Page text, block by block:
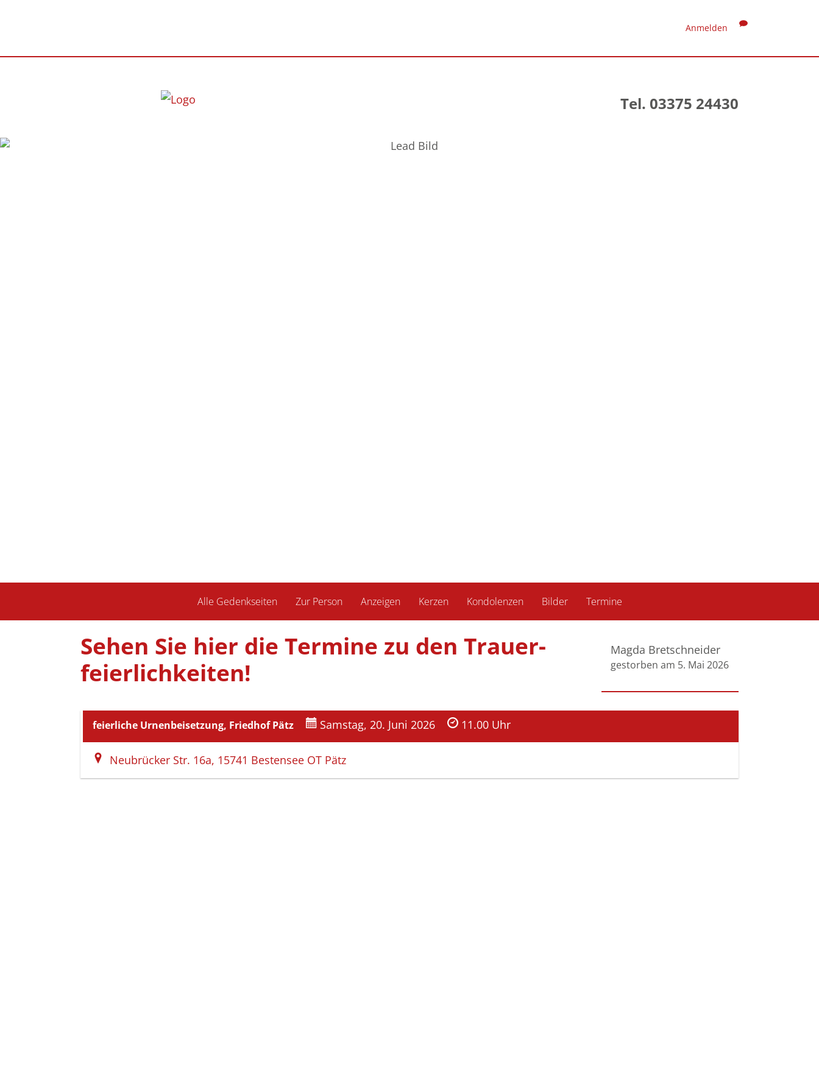
Anmelden
Tel. 03375 24430
Alle Gedenkseiten Zur Person Anzeigen Kerzen Kondolenzen Bilder Termine
Sehen Sie hier die Termine zu den Trauer­
feierlich­keiten!
Magda Bretschneider
gestorben am 5. Mai 2026
feierliche Urnenbeisetzung, Friedhof Pätz Samstag, 20. Juni 2026 11.00 Uhr
Neubrücker Str. 16a, 15741 Bestensee OT Pätz